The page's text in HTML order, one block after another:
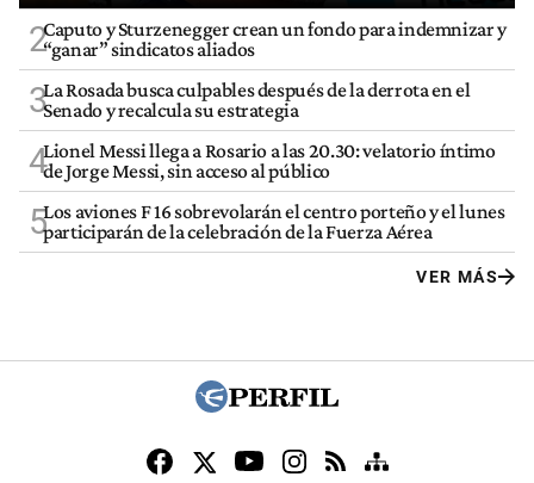
2Caputo y Sturzenegger crean un fondo para indemnizar y
“ganar” sindicatos aliados
3La Rosada busca culpables después de la derrota en el
Senado y recalcula su estrategia
4Lionel Messi llega a Rosario a las 20.30: velatorio íntimo
de Jorge Messi, sin acceso al público
5Los aviones F 16 sobrevolarán el centro porteño y el lunes
participarán de la celebración de la Fuerza Aérea
VER MÁS